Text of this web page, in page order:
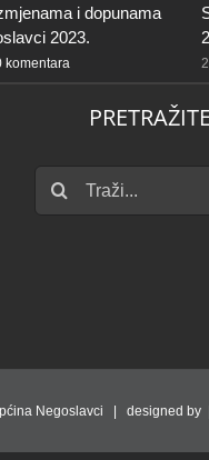
i dopunama
2023.
komentara
PRETRAŽITE
Traži...
Negoslavci | designed by